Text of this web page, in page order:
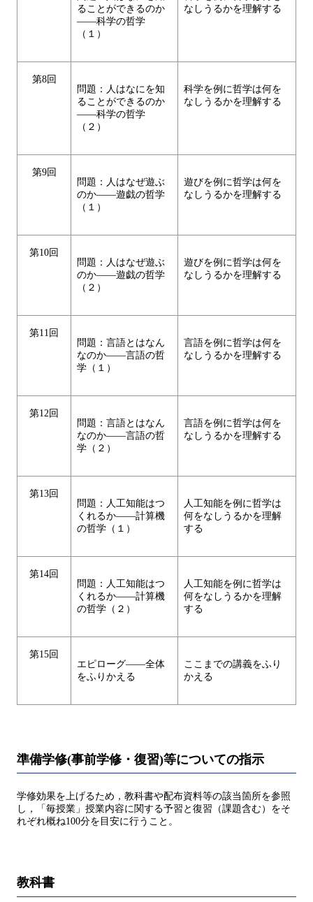
ることができるのか
――科学の哲学
（１）
なしうるかを理解する
第8回
問題：人はなにを知
ることができるのか
――科学の哲学
（２）
科学を例に哲学は何を
なしうるかを理解する
第9回
問題：人はなぜ遊ぶ
のか――遊戯の哲学
（１）
遊びを例に哲学は何を
なしうるかを理解する
第10回
問題：人はなぜ遊ぶ
のか――遊戯の哲学
（２）
遊びを例に哲学は何を
なしうるかを理解する
第11回
問題：言語とはなん
なのか――言語の哲
学（１）
言語を例に哲学は何を
なしうるかを理解する
第12回
問題：言語とはなん
なのか――言語の哲
学（２）
言語を例に哲学は何を
なしうるかを理解する
第13回
問題：人工知能はつ
くれるか――計算機
の哲学（１）
人工知能を例に哲学は
何をなしうるかを理解
する
第14回
問題：人工知能はつ
くれるか――計算機
の哲学（２）
人工知能を例に哲学は
何をなしうるかを理解
する
第15回
エピローグ――全体
をふりかえる
ここまでの講義をふり
かえる
準備学修(事前学修・復習)等についての指示
学修効果を上げるため，教科書や配布資料等の該当箇所を参照
し，「毎授業」授業内容に関する予習と復習（課題含む）をそ
れぞれ概ね100分を目安に行うこと。
教科書